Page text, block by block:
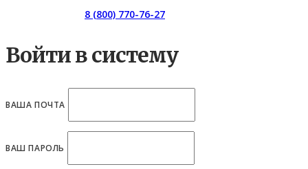
8 (800) 770-76-27
Войти в систему
ВАША ПОЧТА
ВАШ ПАРОЛЬ